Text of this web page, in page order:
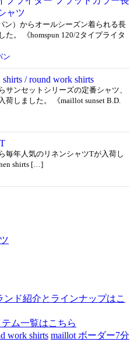
ャツ
ン）からオールシーズン着られる長
た。 《homspun 120/2タイプライタ
ン
/ round work shirts
サンセットシリーズの定番シャツ、
荷しました。 《maillot sunset B.D.
毎年人気のリネンシャツTが入荷し
shirts […]
ンド紹介とラインナップはこ
ム一覧はこちら
work shirts maillot ボーダー7分